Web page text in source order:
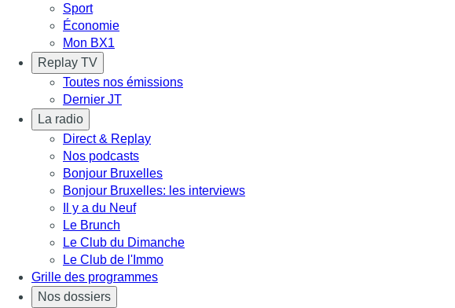
Sport
Économie
Mon BX1
Replay TV
Toutes nos émissions
Dernier JT
La radio
Direct & Replay
Nos podcasts
Bonjour Bruxelles
Bonjour Bruxelles: les interviews
Il y a du Neuf
Le Brunch
Le Club du Dimanche
Le Club de l'Immo
Grille des programmes
Nos dossiers